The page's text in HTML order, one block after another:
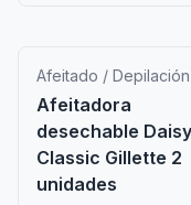
Afeitado / Depilación
Afeitadora
desechable Daisy
Classic Gillette 2
unidades